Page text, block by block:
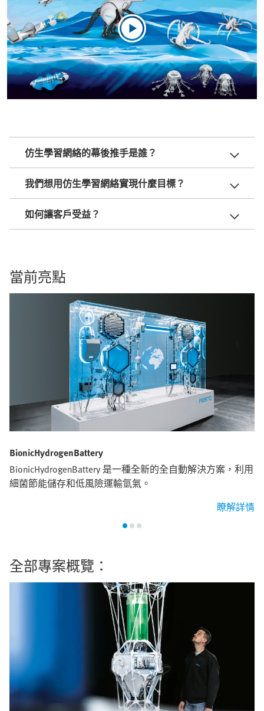
仿生學習網絡的幕後推手是誰？
我們想用仿生學習網絡實現什麼目標？
如何讓客戶受益？
當前亮點
BionicHydrogenBattery
BionicHydrogenBattery 是一種全新的全自動解決方案，利用
細菌節能儲存和低風險運輸氫氣。
瞭解詳情
全部專案概覽：